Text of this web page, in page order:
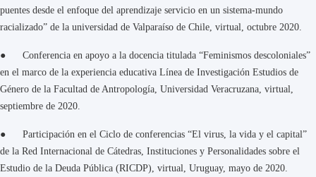
puentes desde el enfoque del aprendizaje servicio en un sistema-mundo
racializado” de la universidad de Valparaíso de Chile, virtual, octubre 2020.
● Conferencia en apoyo a la docencia titulada “Feminismos descoloniales”
en el marco de la experiencia educativa Línea de Investigación Estudios de
Género de la Facultad de Antropología, Universidad Veracruzana, virtual,
septiembre de 2020.
● Participación en el Ciclo de conferencias “El virus, la vida y el capital”
de la Red Internacional de Cátedras, Instituciones y Personalidades sobre el
Estudio de la Deuda Pública (RICDP), virtual, Uruguay, mayo de 2020.